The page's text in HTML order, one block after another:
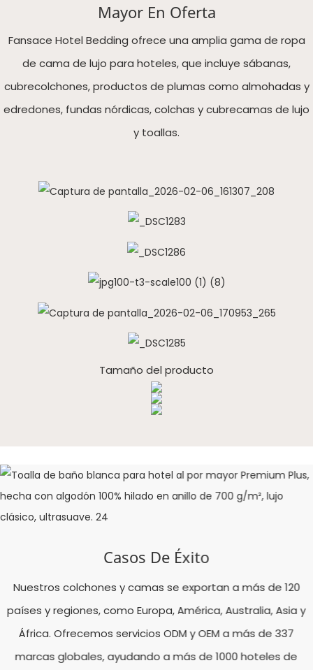
Mayor En Oferta
Fansace Hotel Bedding ofrece una amplia gama de ropa
de cama de lujo para hoteles, que incluye sábanas,
cubrecolchones, productos de plumas como almohadas y
edredones, fundas nórdicas, colchas y cubrecamas de lujo
y toallas.
Tamaño del producto
Casos De Éxito
Nuestros colchones y camas se exportan a más de 120
países y regiones, como Europa, América, Australia, Asia y
África. Ofrecemos servicios ODM y OEM a más de 337
marcas globales, ayudando a más de 1000 hoteles de